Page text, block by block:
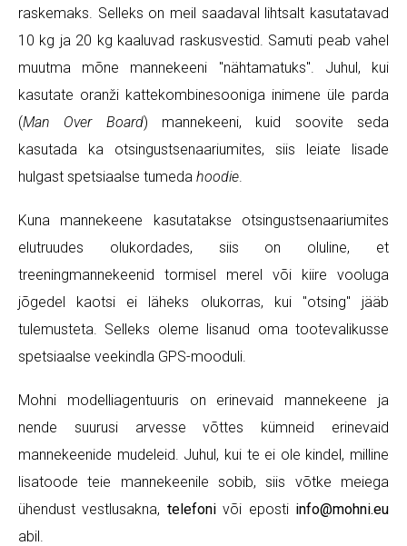
raskemaks. Selleks on meil saadaval lihtsalt kasutatavad
10 kg ja 20 kg kaaluvad raskusvestid. Samuti peab vahel
muutma mõne mannekeeni "nähtamatuks". Juhul, kui
kasutate oranži kattekombinesooniga inimene üle parda
(Man Over Board) mannekeeni, kuid soovite seda
kasutada ka otsingustsenaariumites, siis leiate lisade
hulgast spetsiaalse tumeda hoodie
Kuna mannekeene kasutatakse otsingustsenaariumites
elutruudes olukordades, siis on oluline, et
treeningmannekeenid tormisel merel või kiire vooluga
jõgedel kaotsi ei läheks olukorras, kui "otsing" jääb
tulemusteta. Selleks oleme lisanud oma tootevalikusse
spetsiaalse veekindla GPS-mooduli.
Mohni modelliagentuuris on erinevaid mannekeene ja
nende suurusi arvesse võttes kümneid erinevaid
mannekeenide mudeleid. Juhul, kui te ei ole kindel, milline
lisatoode teie mannekeenile sobib, siis võtke meiega
ühendust vestlusakna, telefonivõi eposti info@mohni.eu
abil.